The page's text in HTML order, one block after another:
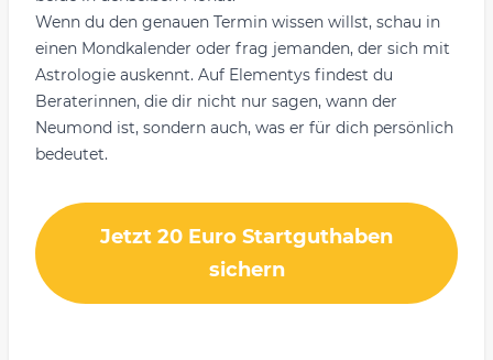
Wenn du den genauen Termin wissen willst, schau in
einen Mondkalender oder frag jemanden, der sich mit
Astrologie auskennt. Auf Elementys findest du
Beraterinnen, die dir nicht nur sagen, wann der
Neumond ist, sondern auch, was er für dich persönlich
bedeutet.
Jetzt 20 Euro Startguthaben
sichern